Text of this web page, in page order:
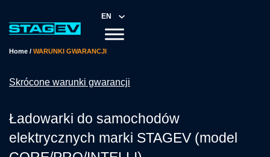
EN
Home / WARUNKI GWARANCJI
Skrócone warunki gwarancji
Ładowarki do samochodów
elektrycznych marki STAGEV (model